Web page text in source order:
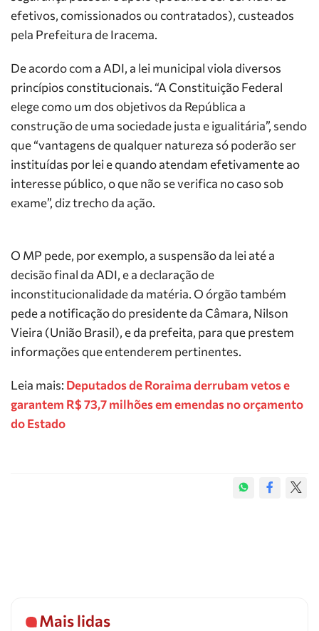
efetivos, comissionados ou contratados), custeados
pela Prefeitura de Iracema.
De acordo com a ADI, a lei municipal viola diversos
princípios constitucionais. “A Constituição Federal
elege como um dos objetivos da República a
construção de uma sociedade justa e igualitária”, sendo
que “vantagens de qualquer natureza só poderão ser
instituídas por lei e quando atendam efetivamente ao
interesse público, o que não se verifica no caso sob
exame”, diz trecho da ação.
O MP pede, por exemplo, a suspensão da lei até a
decisão final da ADI, e a declaração de
inconstitucionalidade da matéria. O órgão também
pede a notificação do presidente da Câmara, Nilson
Vieira (União Brasil), e da prefeita, para que prestem
informações que entenderem pertinentes.
Leia mais: Deputados de Roraima derrubam vetos e
garantem R$ 73,7 milhões em emendas no orçamento
do Estado
Mais lidas